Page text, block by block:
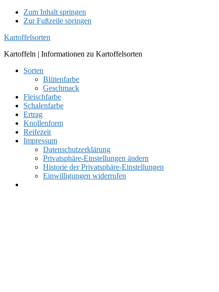
Zum Inhalt springen
Zur Fußzeile springen
Kartoffelsorten
Kartoffeln | Informationen zu Kartoffelsorten
Sorten
Blütenfarbe
Geschmack
Fleischfarbe
Schalenfarbe
Ertrag
Knollenform
Reifezeit
Impressum
Datenschutzerklärung
Privatsphäre-Einstellungen ändern
Historie der Privatsphäre-Einstellungen
Einwilligungen widerrufen